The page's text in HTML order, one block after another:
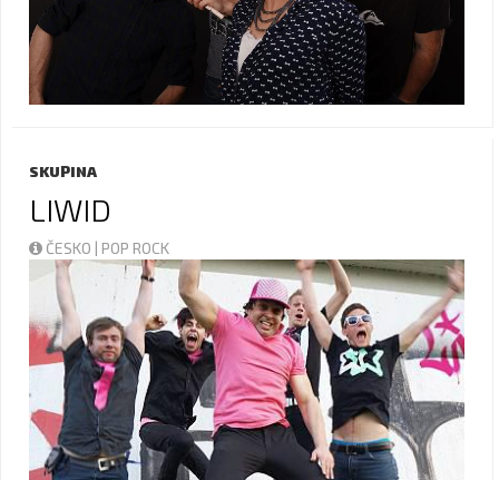
SKUPINA
LIWID
ČESKO | POP ROCK